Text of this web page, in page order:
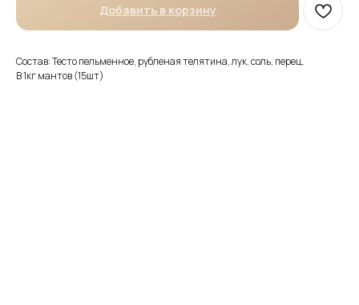
Добавить в корзину
Состав: Тесто пельменное, рубленая телятина, лук, соль, перец.
В 1кг мантов (15шт)